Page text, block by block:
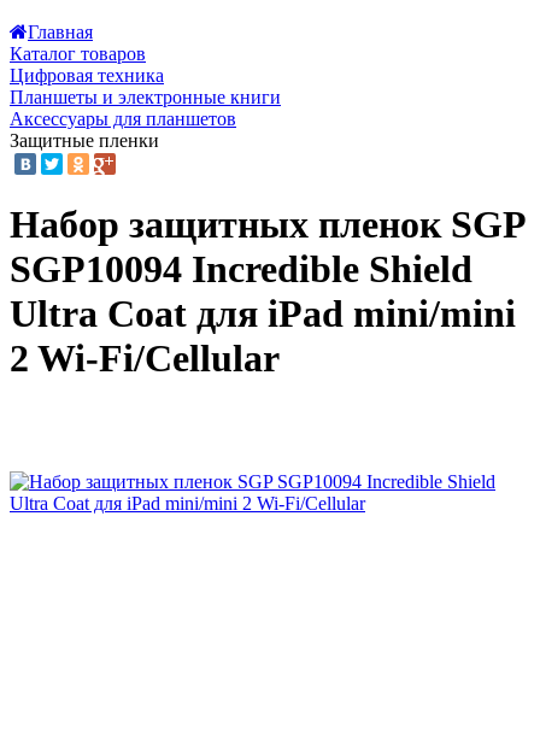
Главная
Каталог товаров
Цифровая техника
Планшеты и электронные книги
Аксессуары для планшетов
Защитные пленки
Набор защитных пленок SGP
SGP10094 Incredible Shield
Ultra Coat для iPad mini/mini
2 Wi-Fi/Cellular